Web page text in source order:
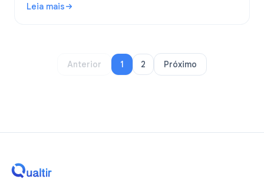
equipes modernas.
Leia mais
: Mail Merge no Word vs Gmail: Qual você deve usar em
Anterior 1 2 Próximo